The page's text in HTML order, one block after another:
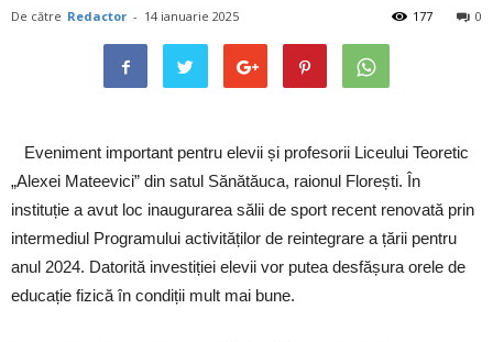
De către Redactor - 14 ianuarie 2025 0
177
Eveniment important pentru elevii și profesorii Liceului Teoretic
„Alexei Mateevici” din satul Sănătăuca, raionul Florești. În
instituție a avut loc inaugurarea sălii de sport recent renovată prin
intermediul Programului activităților de reintegrare a țării pentru
anul 2024. Datorită investiției elevii vor putea desfășura orele de
educație fizică în condiții mult mai bune.